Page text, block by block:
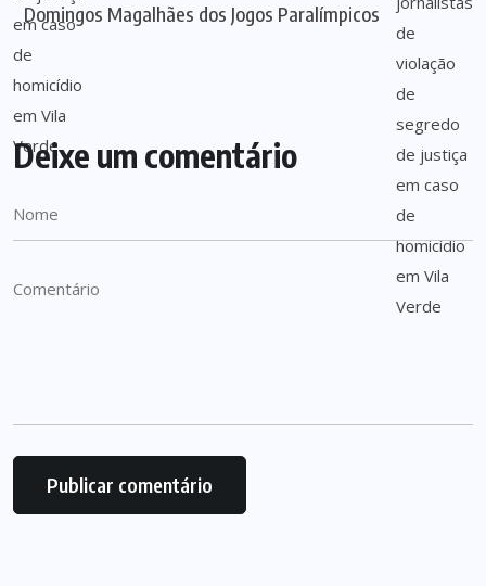
Domingos Magalhães dos Jogos Paralímpicos
Deixe um comentário